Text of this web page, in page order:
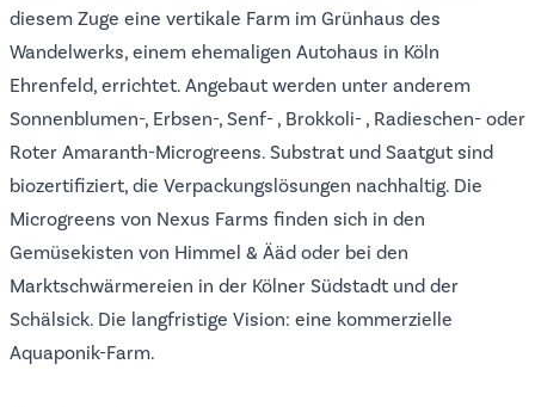
diesem Zuge eine vertikale Farm im Grünhaus des
Wandelwerks, einem ehemaligen Autohaus in Köln
Ehrenfeld, errichtet. Angebaut werden unter anderem
Sonnenblumen-, Erbsen-, Senf- , Brokkoli- , Radieschen- oder
Roter Amaranth-Microgreens. Substrat und Saatgut sind
biozertifiziert, die Verpackungslösungen nachhaltig. Die
Microgreens von Nexus Farms finden sich in den
Gemüsekisten von Himmel & Ääd oder bei den
Marktschwärmereien in der Kölner Südstadt und der
Schälsick. Die langfristige Vision: eine kommerzielle
Aquaponik-Farm.